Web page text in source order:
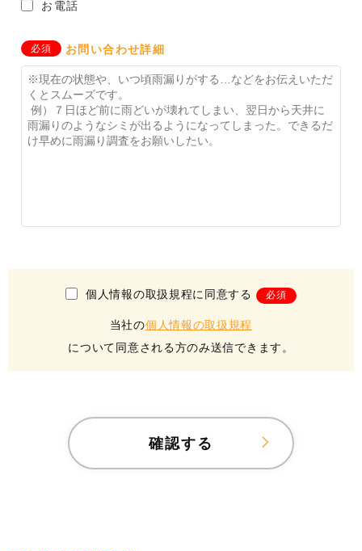
お電話
必須 お問い合わせ詳細
個人情報の取扱規程に同意する 必須
当社の個人情報の取扱規程
について同意される方のみ送信できます。
確認する